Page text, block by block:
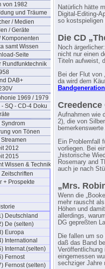
von 1982
und Träume
/ Medien
/ Geräte
Komponenten
samt Wissen
Seite
Rundfunktechnik
DAB+
1969 / 1979
SQ - CD-4 Doku
Syndrom
von Tönen
2012
2015
Wissen & Technik
+ Prospekte
Deutschland
De (selten)
Europa
International
Internat.(selten)
Fernost
Fernost (selten)
Natürlich hätte
Digital-Editing-
so kostspieligen
Die CD
Noch
nicht nur einen
Titeln aufweist,
Bei der Flut von
da wird dem
Bandgeneration
Creedence
Aufnahmen wie
2), die von
Ein Problemfall
vorliegen. Bei
„historische
Rosemary and
auch je nach
„Mrs.
Wenn die
mehr rauscht
Höhen und
allerdings,
DG gepreßten
Die fallen um
daß das Band
Veröffentlichung
eingemessen
sechziger Jahre